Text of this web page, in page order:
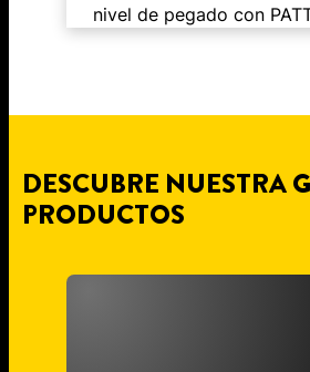
nivel de pegado con
DESCUBRE NUESTRA
PRODUCTOS